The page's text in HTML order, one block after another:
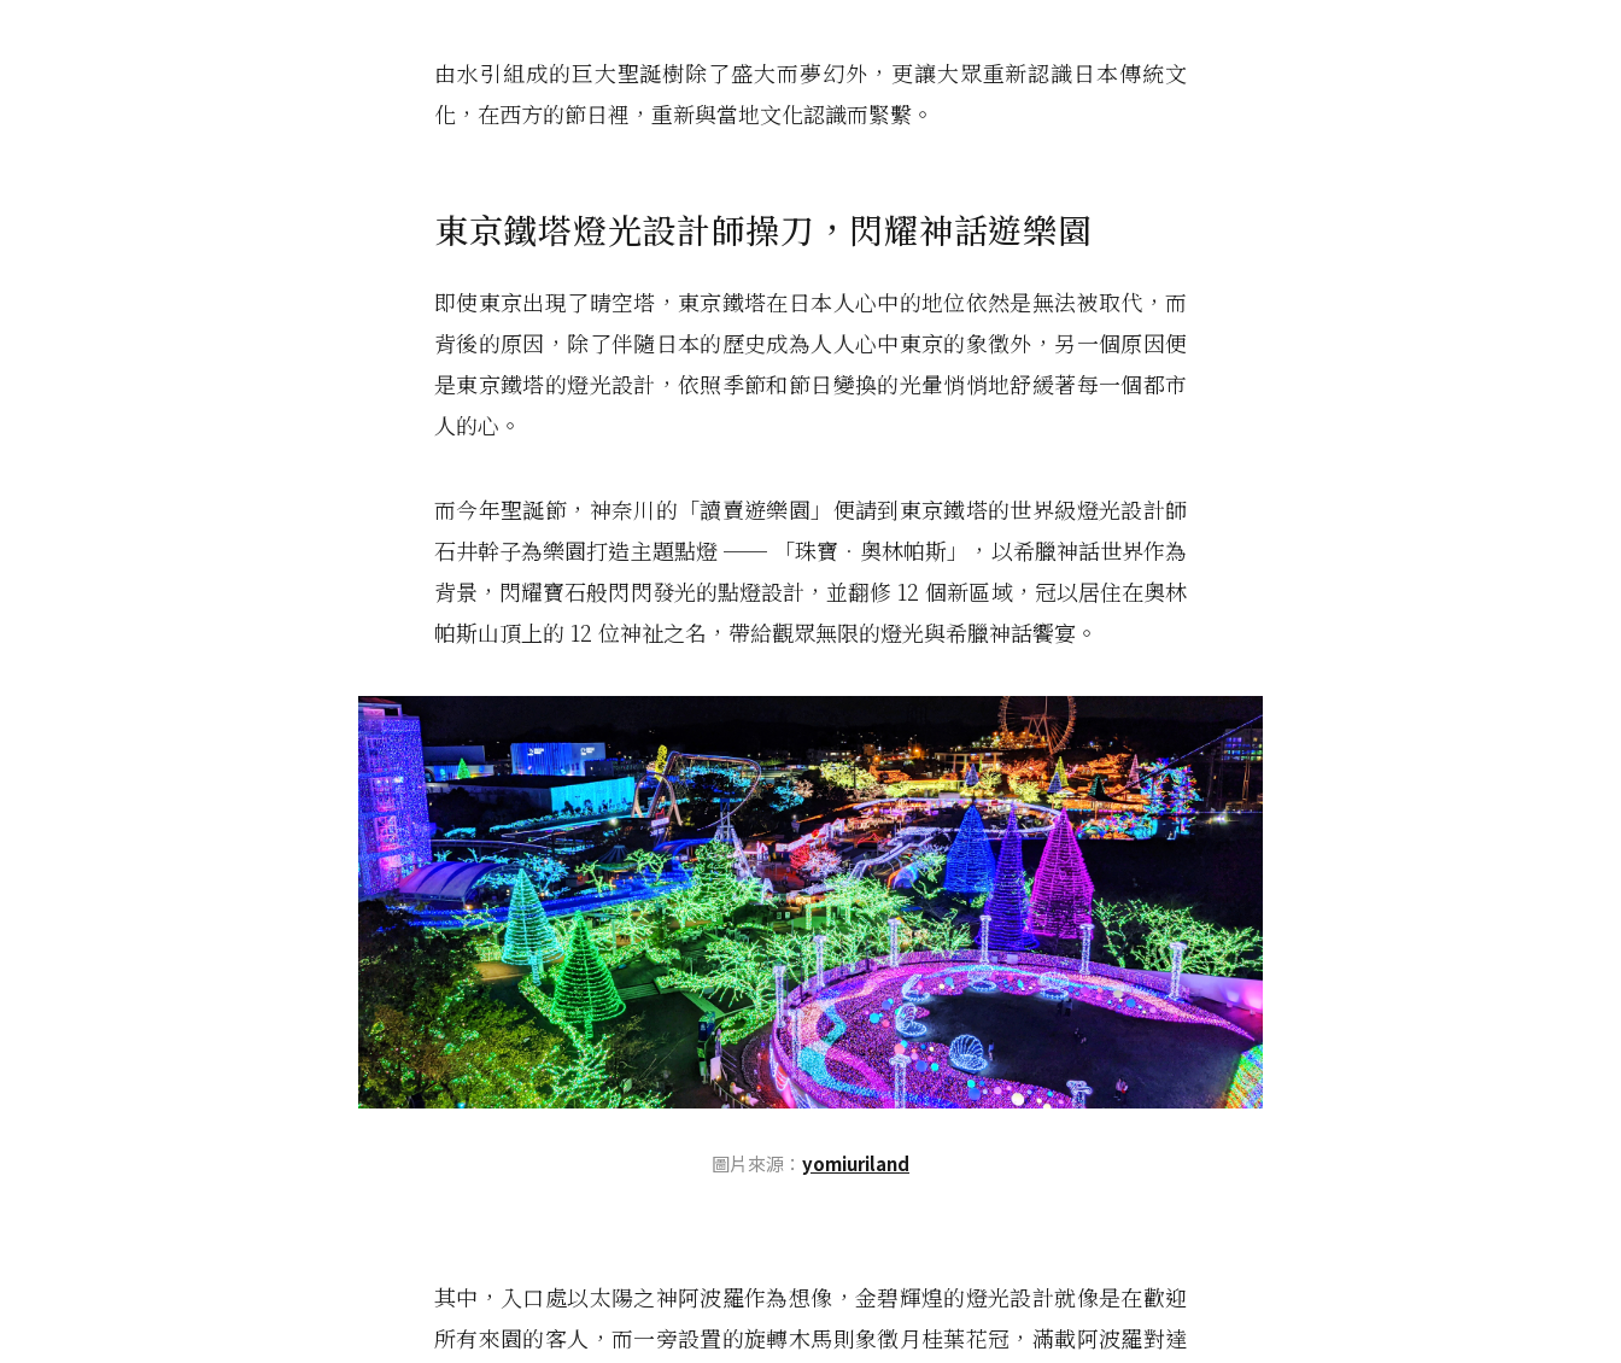
由水引組成的巨大聖誕樹除了盛大而夢幻外，更讓大眾重新認識日本傳統文
化，在西方的節日裡，重新與當地文化認識而緊繫。
東京鐵塔燈光設計師操刀，閃耀神話遊樂園
即使東京出現了晴空塔，東京鐵塔在日本人心中的地位依然是無法被取代，而
背後的原因，除了伴隨日本的歷史成為人人心中東京的象徵外，另一個原因便
是東京鐵塔的燈光設計，依照季節和節日變換的光暈悄悄地舒緩著每一個都市
人的心。
而今年聖誕節，神奈川的「讀賣遊樂園」便請到東京鐵塔的世界級燈光設計師
石井幹子為樂園打造主題點燈 ── 「珠寶．奧林帕斯」，以希臘神話世界作為
背景，閃耀寶石般閃閃發光的點燈設計，並翻修 12 個新區域，冠以居住在奧林
帕斯山頂上的 12 位神祉之名，帶給觀眾無限的燈光與希臘神話饗宴。
圖片來源： yomiuriland
其中，入口處以太陽之神阿波羅作為想像，金碧輝煌的燈光設計就像是在歡迎
所有來園的客人，而一旁設置的旋轉木馬則象徵月桂葉花冠，滿載阿波羅對達